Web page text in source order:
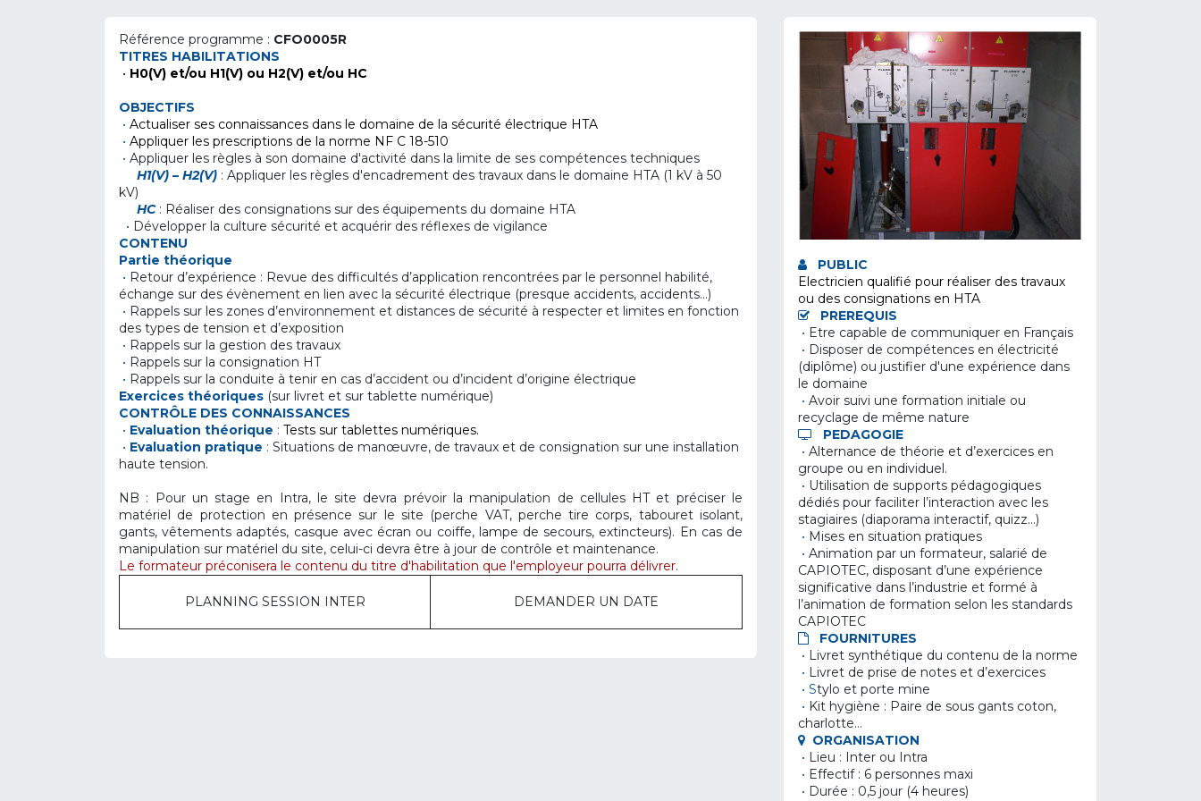
Référence programme : CFO0005R
TITRES HABILITATIONS
• H0(V) et/ou H1(V) ou H2(V) et/ou HC
OBJECTIFS
• Actualiser ses connaissances dans le domaine de la sécurité électrique HTA
• Appliquer les prescriptions de la norme NF C 18-510
• Appliquer les règles à son domaine d'activité dans la limite de ses compétences techniques
H1(V) – H2(V) : Appliquer les règles d'encadrement des travaux dans le domaine HTA (1 kV à 50
kV)
HC: Réaliser des consignations sur des équipements du domaine HTA
• Développer la culture sécurité et acquérir des réflexes de vigilance
CONTENU
Partie théorique
• Retour d’expérience : Revue des difficultés d’application rencontrées par le personnel habilité,
échange sur des évènement en lien avec la sécurité électrique (presque accidents, accidents…)
• Rappels sur les zones d’environnement et distances de sécurité à respecter et limites en fonction
des types de tension et d’exposition
• Rappels sur la gestion des travaux
• Rappels sur la consignation HT
• Rappels sur la conduite à tenir en cas d’accident ou d’incident d’origine électrique
Exercices théoriques (sur livret et sur tablette numérique)
CONTRÔLE DES CONNAISSANCES
• Evaluation théorique : Tests sur tablettes numériques.
• Evaluation pratique : Situations de manœuvre, de travaux et de consignation sur une installation
haute tension.
NB : Pour un stage en Intra, le site devra prévoir la manipulation de cellules HT et préciser le
matériel de protection en présence sur le site (perche VAT, perche tire corps, tabouret isolant,
gants, vêtements adaptés, casque avec écran ou coiffe, lampe de secours, extincteurs). En cas de
manipulation sur matériel du site, celui-ci devra être à jour de contrôle et maintenance.
Le formateur préconisera le contenu du titre d'habilitation que l'employeur pourra délivrer.
PLANNING SESSION INTER DEMANDER UN DATE
PUBLIC
Electricien qualifié pour réaliser des travaux
ou des consignations en HTA
PREREQUIS
• Etre capable de communiquer en Français
• Disposer de compétences en électricité
(diplôme) ou justifier d'une expérience dans
le domaine
• Avoir suivi une formation initiale ou
recyclage de même nature
PEDAGOGIE
• Alternance de théorie et d’exercices en
groupe ou en individuel.
• Utilisation de supports pédagogiques
dédiés pour faciliter l’interaction avec les
stagiaires (diaporama interactif, quizz…)
• Mises en situation pratiques
• Animation par un formateur, salarié de
CAPIOTEC, disposant d’une expérience
significative dans l’industrie et formé à
l’animation de formation selon les standards
CAPIOTEC
FOURNITURES
• Livret synthétique du contenu de la norme
• Livret de prise de notes et d’exercices
• Stylo et porte mine
• Kit hygiène : Paire de sous gants coton,
charlotte…
ORGANISATION
• Lieu : Inter ou Intra
• Effectif : 6 personnes maxi
• Durée : 0,5 jour (4 heures)